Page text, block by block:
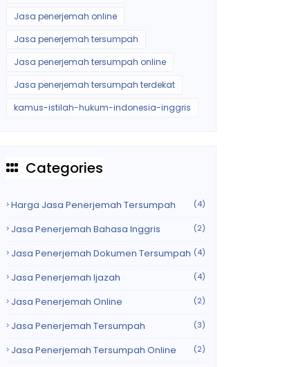
Jasa penerjemah online
Jasa penerjemah tersumpah
Jasa penerjemah tersumpah online
Jasa penerjemah tersumpah terdekat
kamus-istilah-hukum-indonesia-inggris
Categories
Harga Jasa Penerjemah Tersumpah (4)
Jasa Penerjemah Bahasa Inggris (2)
Jasa Penerjemah Dokumen Tersumpah (4)
Jasa Penerjemah Ijazah (4)
Jasa Penerjemah Online (2)
Jasa Penerjemah Tersumpah (3)
Jasa Penerjemah Tersumpah Online (2)